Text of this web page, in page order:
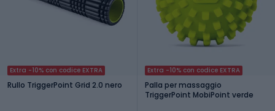
Extra -10% con codice EXTRA
Rullo TriggerPoint Grid 2.0 nero
Extra -10% con codice EXTRA
Palla per massaggio
TriggerPoint MobiPoint verde